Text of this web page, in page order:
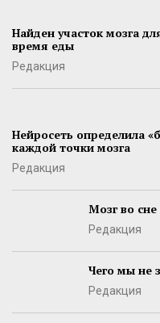
Найден участок мозга
время еды
Редакция
Нейросеть определила
каждой точки мозга
Редакция
Мозг во сне
Редакция
Чего мы не
Редакция